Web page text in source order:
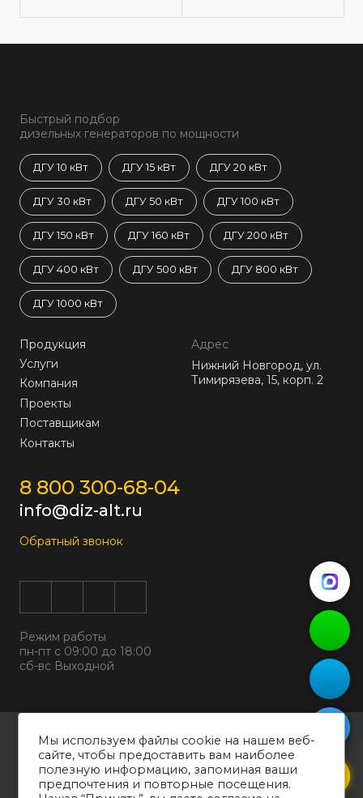
Быстрый подбор
дизельных генераторов по мощности
ДГУ 10 кВт ДГУ 15 кВт ДГУ 20 кВт
ДГУ 30 кВт ДГУ 50 кВт ДГУ 100 кВт
ДГУ 150 кВт ДГУ 160 кВт ДГУ 200 кВт
ДГУ 400 кВт ДГУ 500 кВт ДГУ 800 кВт
ДГУ 1000 кВт
Продукция
Услуги
Компания
Проекты
Поставщикам
Контакты
Адрес
Нижний Новгород, ул.
Тимирязева, 15, корп. 2
8 800 300-68-04
info@diz-alt.ru
Обратный звонок
Режим работы
пн-пт с 09:00 до 18:00
сб-вс Выходной
Все права защищены © 2026
ООО "ДИЗАЛЬТ"
ИНН 6318069799 ОГРН 1226300038194
Политика конфиденциальности
Мы используем файлы cookie на нашем веб-
сайте, чтобы предоставить вам наиболее
полезную информацию, запоминая ваши
предпочтения и повторные посещения.